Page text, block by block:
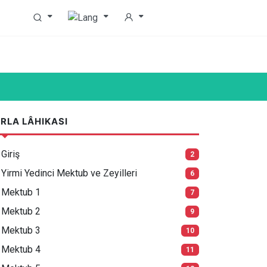
LÂHIKASI
Giriş 2
Yirmi Yedinci Mektub ve Zeyilleri 6
Mektub 1 7
Mektub 2 9
Mektub 3 10
Mektub 4 11